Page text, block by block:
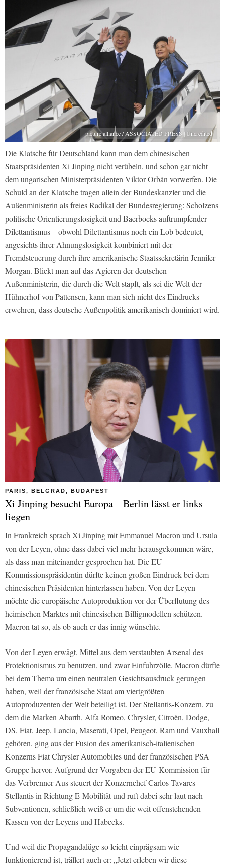
picture alliance / ASSOCIATED PRESS | Uncredited
Die Klatsche für Deutschland kann man dem chinesischen
Staatspräsidenten Xi Jinping nicht verübeln, und schon gar nicht
dem ungarischen Ministerpräsidenten Viktor Orbán vorwerfen. Die
Schuld an der Klatsche tragen allein der Bundeskanzler und die
Außenministerin als freies Radikal der Bundesregierung: Scholzens
politische Orientierungslosigkeit und Baerbocks auftrumpfender
Dilettantismus – obwohl Dilettantismus noch ein Lob bedeutet,
angesichts ihrer Ahnungslosigkeit kombiniert mit der
Fremdsteuerung durch ihre amerikanische Staatssekretärin Jennifer
Morgan. Blickt man auf das Agieren der deutschen
Außenministerin, die durch die Welt stapft, als sei die Welt der
Hühnerhof von Pattensen, kann man sich nicht des Eindrucks
erwehren, dass deutsche Außenpolitik amerikanisch dominiert wird.
PARIS, BELGRAD, BUDAPEST
Xi Jinping besucht Europa – Berlin lässt er links
liegen
In Frankreich sprach Xi Jinping mit Emmanuel Macron und Ursula
von der Leyen, ohne dass dabei viel mehr herausgekommen wäre,
als dass man miteinander gesprochen hat. Die EU-
Kommissionspräsidentin dürfte keinen großen Eindruck bei dem
chinesischen Präsidenten hinterlassen haben. Von der Leyen
möchte die europäische Autoproduktion vor der Überflutung des
heimischen Marktes mit chinesischen Billigmodellen schützen.
Macron tat so, als ob auch er das innig wünschte.
Von der Leyen erwägt, Mittel aus dem verstaubten Arsenal des
Protektionismus zu benutzen, und zwar Einfuhrzölle. Macron dürfte
bei dem Thema um einen neutralen Gesichtsausdruck gerungen
haben, weil der französische Staat am viertgrößten
Autoproduzenten der Welt beteiligt ist. Der Stellantis-Konzern, zu
dem die Marken Abarth, Alfa Romeo, Chrysler, Citroën, Dodge,
DS, Fiat, Jeep, Lancia, Maserati, Opel, Peugeot, Ram und Vauxhall
gehören, ging aus der Fusion des amerikanisch-italienischen
Konzerns Fiat Chrysler Automobiles und der französischen PSA
Gruppe hervor. Aufgrund der Vorgaben der EU-Kommission für
das Verbrenner-Aus steuert der Konzernchef Carlos Tavares
Stellantis in Richtung E-Mobilität und ruft dabei sehr laut nach
Subventionen, schließlich weiß er um die weit offenstehenden
Kassen von der Leyens und Habecks.
Und weil die Propagandalüge so leicht einprägsam wie
funktionierend ist, trällert auch er: „Jetzt erleben wir diese